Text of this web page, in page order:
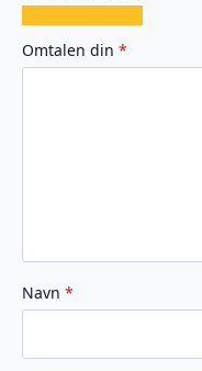
av
5
av
5
av
5
av
5
av
5
Omtalen din *
Navn *